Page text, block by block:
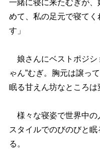
一緒に寝に来たむぎが
めて、私の足元で寝てく
す」
娘さんにベストポジシ
ゃん”むぎ。胸元は譲っ
眠る甘えん坊なところは
様々な寝姿で世界中の
スタイルでのびのびと
る。